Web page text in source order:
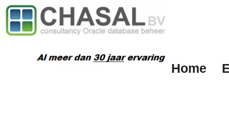
Home
Contacten